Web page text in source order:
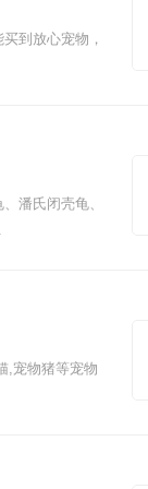
到放心宠物，
潘氏闭壳龟、
,宠物猪等宠物